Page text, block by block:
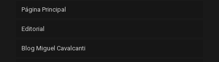
Página Principal
Editorial
Blog Miguel Cavalcanti